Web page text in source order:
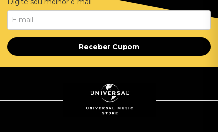
Digite seu melhor e-mail
Receber Cupom